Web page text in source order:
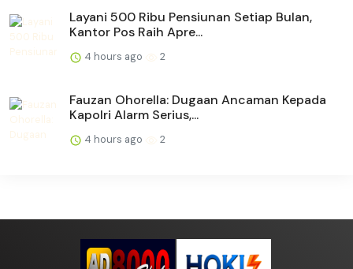
Layani 500 Ribu Pensiunan Setiap Bulan,
Kantor Pos Raih Apre...
4 hours ago 2
Fauzan Ohorella: Dugaan Ancaman Kepada
Kapolri Alarm Serius,...
4 hours ago 2